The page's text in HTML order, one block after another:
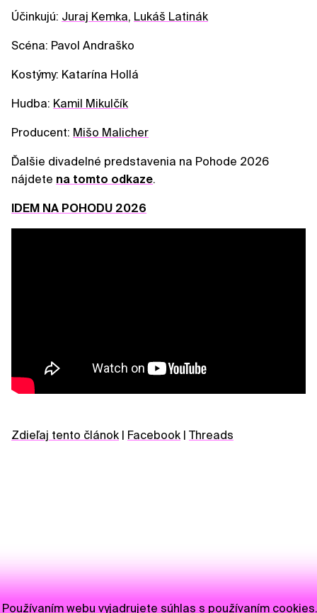
Účinkujú: Juraj Kemka, Lukáš Latinák
Scéna: Pavol Andraško
Kostýmy: Katarína Hollá
Hudba: Kamil Mikulčík
Producent: Mišo Malicher
Ďalšie divadelné predstavenia na Pohode 2026
nájdete na tomto odkaze.
IDEM NA POHODU 2026
Zdieľaj tento článok | Facebook | Threads
Používaním webu vyjadrujete súhlas s používaním cookies.